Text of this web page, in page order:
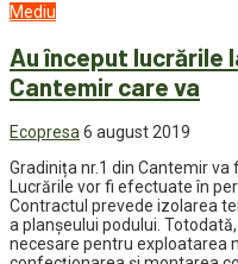
Mediu
Au început lucrările
Cantemir care va
Ecopresa 6 august 2019
Gradinița nr.1 din Cantemir va
Lucrările vor fi efectuate în
Contractul prevede izolarea
a planșeului podului.
necesare pentru exploatarea